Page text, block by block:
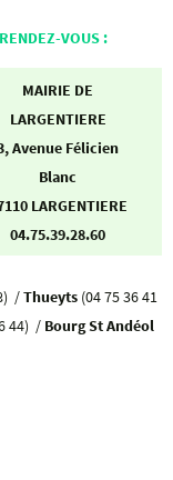
VOUS :
MAIRIE DE
LARGENTIERE
Avenue Félicien
Blanc
LARGENTIERE
04.75.39.28.60
/Thueyts (04 75 36 41
44) / Bourg St Andéol